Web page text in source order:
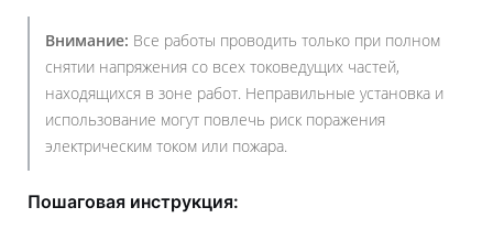
Внимание: Все работы проводить только при полном
снятии напряжения со всех токоведущих частей,
находящихся в зоне работ. Неправильные установка и
использование могут повлечь риск поражения
электрическим током или пожара.
Пошаговая инструкция: